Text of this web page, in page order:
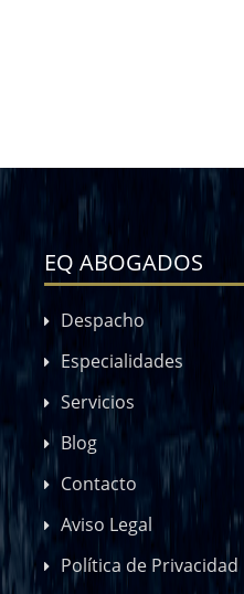
EQ ABOGADOS
Despacho
Especialidades
Servicios
Blog
Contacto
Aviso Legal
Política de Privacidad